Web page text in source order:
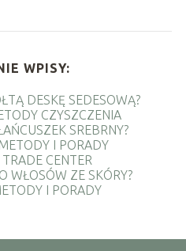
WPISY:
DESKĘ SEDESOWĄ?
CZYSZCZENIA
SREBRNY?
I PORADY
CENTER
WŁOSÓW ZE SKÓRY?
I PORADY